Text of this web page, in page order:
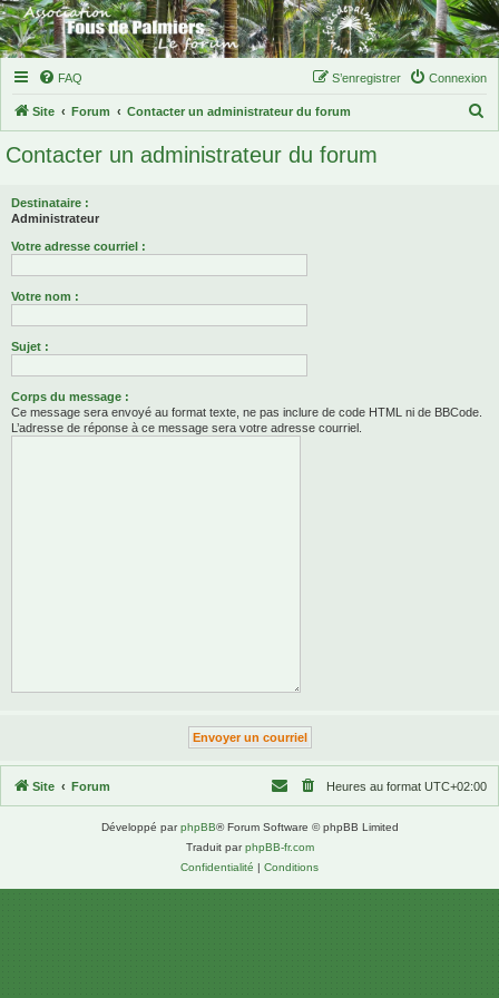
FAQ Connexion
S’enregistrer
Site Forum Contacter un administrateur du forum
Contacter un administrateur du forum
Destinataire :
Administrateur
Votre adresse courriel :
Votre nom :
Sujet :
Corps du message :
Ce message sera envoyé au format texte, ne pas inclure de code HTML ni de BBCode.
L’adresse de réponse à ce message sera votre adresse courriel.
Site Forum Heures au format UTC+02:00
Développé parphpBB® Forum Software © phpBB Limited
Traduit parphpBB-fr.com
Confidentialité | Conditions